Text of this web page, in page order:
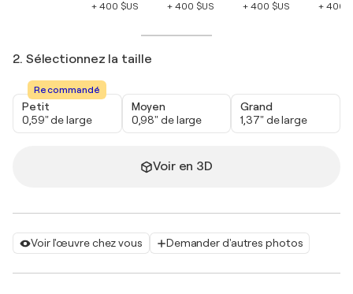
Voir l'œuvre chez vous Demander d'autres photos
+ 400 $US
+ 400 $US
+ 400 $US
+ 400
2. Sélectionnez la taille
Recommandé
Petit
0,59" de large
Moyen
0,98" de large
Grand
1,37" de large
Voir en 3D